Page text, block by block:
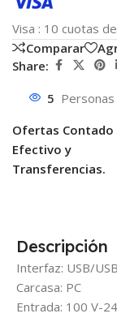
Visa : 10 cuotas de
Comparar
Share:
5
Ofertas Contado
Efectivo y
Transferencias.
Descripción
Interfaz: USB/
Carcasa: PC
Entrada: 100 V-